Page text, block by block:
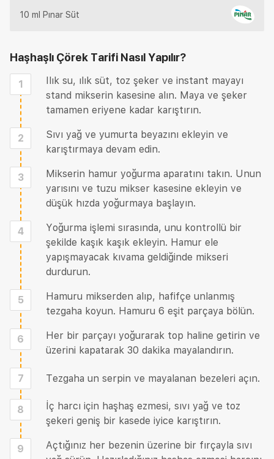
10 ml Pınar Süt
Haşhaşlı Çörek Tarifi Nasıl Yapılır?
1
Ilık su, ılık süt, toz şeker ve instant mayayı
stand mikserin kasesine alın. Maya ve şeker
tamamen eriyene kadar karıştırın.
2
Sıvı yağ ve yumurta beyazını ekleyin ve
karıştırmaya devam edin.
3
Mikserin hamur yoğurma aparatını takın. Unun
yarısını ve tuzu mikser kasesine ekleyin ve
düşük hızda yoğurmaya başlayın.
4
Yoğurma işlemi sırasında, unu kontrollü bir
şekilde kaşık kaşık ekleyin. Hamur ele
yapışmayacak kıvama geldiğinde mikseri
durdurun.
5
Hamuru mikserden alıp, hafifçe unlanmış
tezgaha koyun. Hamuru 6 eşit parçaya bölün.
6
Her bir parçayı yoğurarak top haline getirin ve
üzerini kapatarak 30 dakika mayalandırın.
7 Tezgaha un serpin ve mayalanan bezeleri açın.
8
İç harcı için haşhaş ezmesi, sıvı yağ ve toz
şekeri geniş bir kasede iyice karıştırın.
9
Açtığınız her bezenin üzerine bir fırçayla sıvı